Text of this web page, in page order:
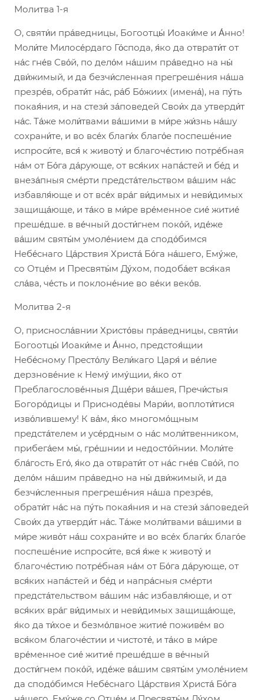
Молитва 1-я
О, святи́и пра́ведницы, Богоотцы́ Иоаки́ме и А́нно!
Моли́те Милосе́рдаго Го́спода, я́ко да отврати́т от
на́с гне́в Сво́й, по дело́м на́шим пра́ведно на ны́
дви́жимый, и да безчи́сленная прегреше́ния на́ша
презре́в, обрати́т на́с, ра́б Бо́жиих (имена́), на пу́ть
покая́ния, и на стези́ за́поведей Свои́х да утверди́т
на́с. Та́же моли́твами ва́шими в ми́ре жи́знь на́шу
сохрани́те, и во все́х благи́х благо́е поспеше́ние
испроси́те, вся́ к животу́ и благоче́стию потре́бная
на́м от Бо́га да́рующе, от вся́ких напа́стей и бе́д и
внеза́пныя сме́рти предста́тельством ва́шим на́с
избавля́юще и от все́х вра́г ви́димых и неви́димых
защища́юще, и та́ко в ми́ре вре́менное сие́ житие́
преше́дше. в ве́чный дости́гнем поко́й, иде́же
ва́шим святы́м умоле́нием да сподо́бимся
Небе́снаго Ца́рствия Христа́ Бо́га на́шего, Ему́же,
со Отце́м и Пресвяты́м Ду́хом, подоба́ет вся́кая
сла́ва, че́сть и поклоне́ние во ве́ки веко́в.
Молитва 2-я
О, присносла́внии Христо́вы пра́ведницы, святи́и
Богоотцы́ Иоаки́ме и А́нно, предстоя́щии
Небе́сному Престо́лу Вели́каго Царя́ и ве́лие
дерзнове́ние к Нему́ иму́щии, я́ко от
Преблагослове́нныя Дще́ри ва́шея, Пречи́стыя
Богоро́дицы и Присноде́вы Мари́и, воплоти́тися
изво́лившему! К ва́м, я́ко многомо́щным
предста́телем и усе́рдным о на́с моли́твенником,
прибега́ем мы́, гре́шнии и недосто́йнии. Моли́те
бла́гость Его́, я́ко да отврати́т от на́с гне́в Сво́й, по
дело́м на́шим пра́ведно на ны́ дви́жимый, и да
безчи́сленныя прегреше́ния на́ша презре́в,
обрати́т на́с на пу́ть покая́ния и на стези́ за́поведей
Свои́х да утверди́т на́с. Та́же моли́твами ва́шими в
ми́ре живо́т на́ш сохрани́те и во все́х благи́х благо́е
поспеше́ние испроси́те, вся́ я́же к животу́ и
благоче́стию потре́бная на́м от Бо́га да́рующе, от
вся́ких напа́стей и бе́д и напра́сныя сме́рти
предста́тельством ва́шим на́с избавля́юще, и от
вся́ких вра́г ви́димых и неви́димых защища́юще,
я́ко да ти́хое и безмо́лвное житие́ поживе́м во
вся́ком благоче́стии и чистоте́, и та́ко в ми́ре
вре́менное сие́ житие́ преше́дше в ве́чный
дости́гнем поко́й, иде́же ва́шим святы́м умоле́нием
да сподо́бимся Небе́снаго Ца́рствия Христа́ Бо́га